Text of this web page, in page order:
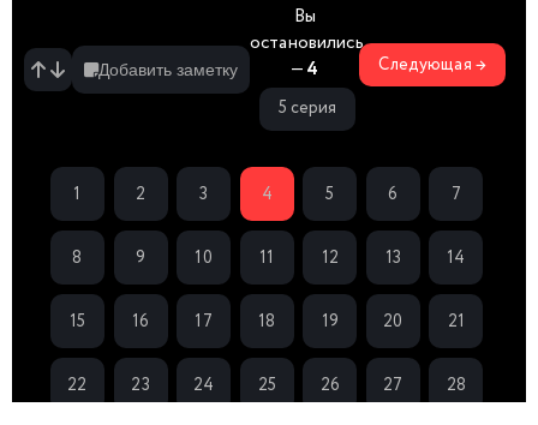
Добавить заметку
Вы
остановились
—4
5 серия
Следующая →
1 2 3 4 5 6 7
8 9 10 11 12 13 14
15 16 17 18 19 20 21
22 23 24 25 26 27 28